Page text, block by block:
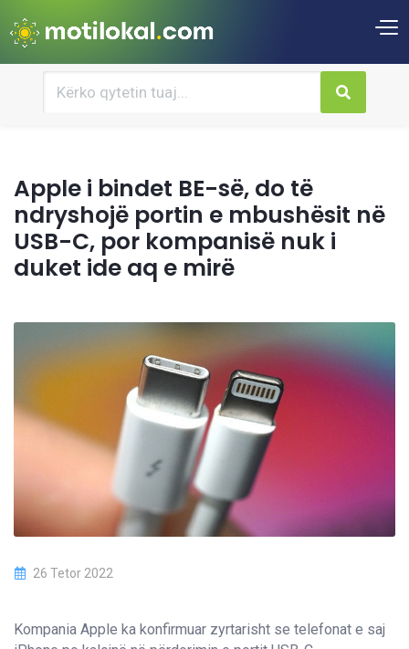
Apple i bindet BE-së, do të
ndryshojë portin e mbushësit në
USB-C, por kompanisë nuk i
duket ide aq e mirë
26 Tetor 2022
Kompania Apple ka konfirmuar zyrtarisht se telefonat e saj